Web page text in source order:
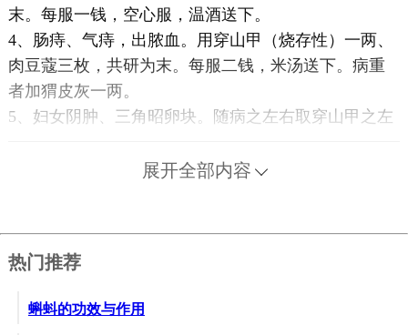
末。每服一钱，空心服，温酒送下。
4、肠痔、气痔，出脓血。用穿山甲（烧存性）一两、
肉豆蔻三枚，共研为末。每服二钱，米汤送下。病重
者加猬皮灰一两。
5、妇女阴肿、三角昭卵块。随病之左右取穿山甲之左
6、乳汁不通。用穿山甲炮过，研为末，每服一匙，酒
8、肿毒初起。用穿山甲插入谷芒热灰中，炮焦为末，
9、便毒便痈。用穿山甲半两、猪苓二钱，都经醋炙
展开全部内容
热门推荐
蝌蚪的功效与作用